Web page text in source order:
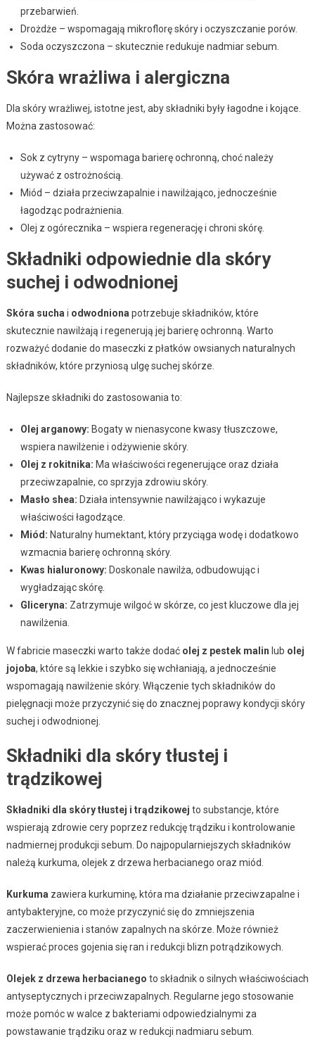
przebarwień.
Drożdże – wspomagają mikroflorę skóry i oczyszczanie porów.
Soda oczyszczona – skutecznie redukuje nadmiar sebum.
Skóra wrażliwa i alergiczna
Dla skóry wrażliwej, istotne jest, aby składniki były łagodne i kojące.
Można zastosować:
Sok z cytryny – wspomaga barierę ochronną, choć należy
używać z ostrożnością.
Miód – działa przeciwzapalnie i nawilżająco, jednocześnie
łagodząc podrażnienia.
Olej z ogórecznika – wspiera regenerację i chroni skórę.
Składniki odpowiednie dla skóry
suchej i odwodnionej
Skóra sucha i odwodniona potrzebuje składników, które
skutecznie nawilżają i regenerują jej barierę ochronną. Warto
rozważyć dodanie do maseczki z płatków owsianych naturalnych
składników, które przyniosą ulgę suchej skórze.
Najlepsze składniki do zastosowania to:
Olej arganowy: Bogaty w nienasycone kwasy tłuszczowe,
wspiera nawilżenie i odżywienie skóry.
Olej z rokitnika: Ma właściwości regenerujące oraz działa
przeciwzapalnie, co sprzyja zdrowiu skóry.
Masło shea: Działa intensywnie nawilżająco i wykazuje
właściwości łagodzące.
Miód: Naturalny humektant, który przyciąga wodę i dodatkowo
wzmacnia barierę ochronną skóry.
Kwas hialuronowy: Doskonale nawilża, odbudowując i
wygładzając skórę.
Gliceryna: Zatrzymuje wilgoć w skórze, co jest kluczowe dla jej
nawilżenia.
W fabricie maseczki warto także dodać olej z pestek malin lub olej
jojoba, które są lekkie i szybko się wchłaniają, a jednocześnie
wspomagają nawilżenie skóry. Włączenie tych składników do
pielęgnacji może przyczynić się do znacznej poprawy kondycji skóry
suchej i odwodnionej.
Składniki dla skóry tłustej i
trądzikowej
Składniki dla skóry tłustej i trądzikowej to substancje, które
wspierają zdrowie cery poprzez redukcję trądziku i kontrolowanie
nadmiernej produkcji sebum. Do najpopularniejszych składników
należą kurkuma, olejek z drzewa herbacianego oraz miód.
Kurkuma zawiera kurkuminę, która ma działanie przeciwzapalne i
antybakteryjne, co może przyczynić się do zmniejszenia
zaczerwienienia i stanów zapalnych na skórze. Może również
wspierać proces gojenia się ran i redukcji blizn potrądzikowych.
Olejek z drzewa herbacianego to składnik o silnych właściwościach
antyseptycznych i przeciwzapalnych. Regularne jego stosowanie
może pomóc w walce z bakteriami odpowiedzialnymi za
powstawanie trądziku oraz w redukcji nadmiaru sebum.